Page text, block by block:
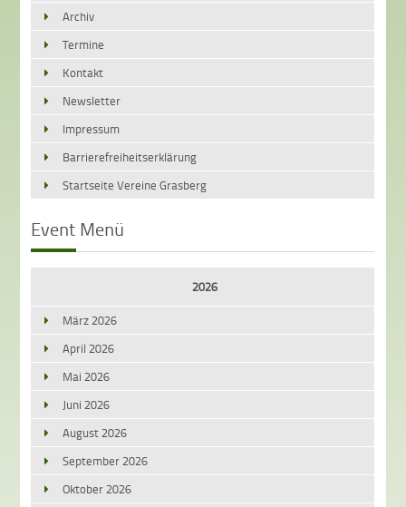
Archiv
Termine
Kontakt
Newsletter
Impressum
Barrierefreiheitserklärung
Startseite Vereine Grasberg
Event Menü
2026
März 2026
April 2026
Mai 2026
Juni 2026
August 2026
September 2026
Oktober 2026